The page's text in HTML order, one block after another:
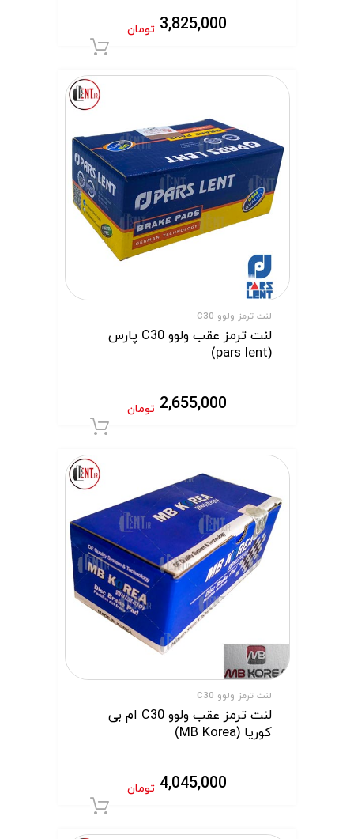
3,825,000 تومان
لنت ترمز ولوو C30
لنت ترمز عقب ولوو C30 پارس
(pars lent)
2,655,000 تومان
لنت ترمز ولوو C30
لنت ترمز عقب ولوو C30 ام بی
کوریا (MB Korea)
4,045,000 تومان